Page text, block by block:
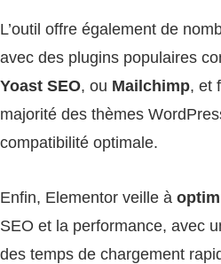
L’outil offre également de
avec des plugins populaires
Yoast SEO, ou Mailchimp, et
majorité des thèmes
compatibilité optimale.
Enfin, Elementor veille à
SEO et la performance, avec
des temps de chargement